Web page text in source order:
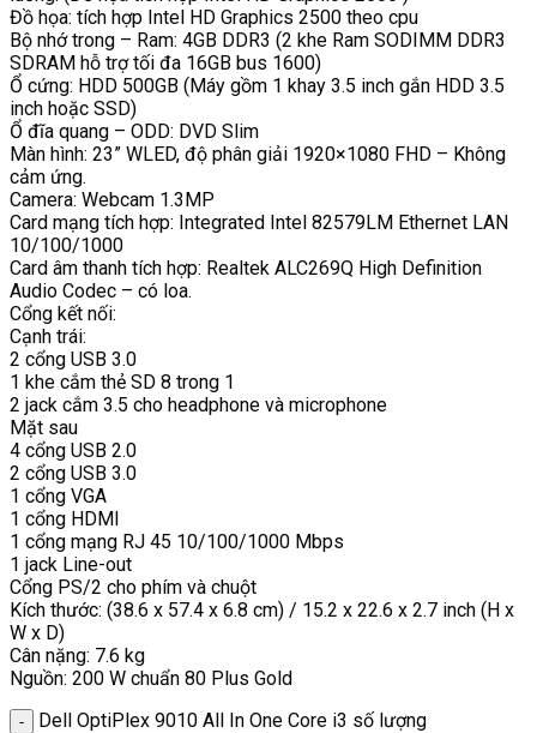
Đồ họa: tích hợp Intel HD Graphics 2500 theo cpu
Bộ nhớ trong – Ram: 4GB DDR3 (2 khe Ram SODIMM DDR3
SDRAM hỗ trợ tối đa 16GB bus 1600)
Ổ cứng: HDD 500GB (Máy gồm 1 khay 3.5 inch gắn HDD 3.5
inch hoặc SSD)
Ổ đĩa quang – ODD: DVD Slim
Màn hình: 23” WLED, độ phân giải 1920×1080 FHD – Không
cảm ứng.
Camera: Webcam 1.3MP
Card mạng tích hợp: Integrated Intel 82579LM Ethernet LAN
10/100/1000
Card âm thanh tích hợp: Realtek ALC269Q High Definition
Audio Codec – có loa.
Cổng kết nối:
Cạnh trái:
2 cổng USB 3.0
1 khe cắm thẻ SD 8 trong 1
2 jack cắm 3.5 cho headphone và microphone
Mặt sau
4 cổng USB 2.0
2 cổng USB 3.0
1 cổng VGA
1 cổng HDMI
1 cổng mạng RJ 45 10/100/1000 Mbps
1 jack Line-out
Cổng PS/2 cho phím và chuột
Kích thước: (38.6 x 57.4 x 6.8 cm) / 15.2 x 22.6 x 2.7 inch (H x
W x D)
Cân nặng: 7.6 kg
Nguồn: 200 W chuẩn 80 Plus Gold
Dell OptiPlex 9010 All In One Core i3 số lượng